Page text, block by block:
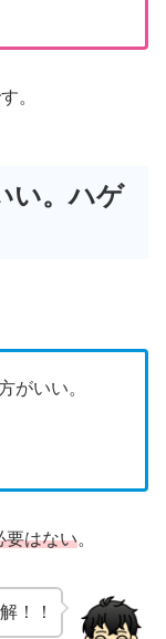
。
い。ハゲ
がいい。
要はない。
！！